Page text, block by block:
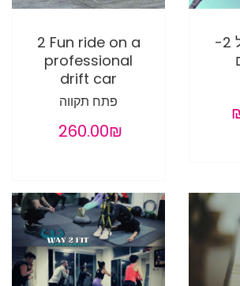
ריקודי עמוד ל 2-
2 Fun ride on a
professional
drift car
פתח תקווה
‏260.00 ‏₪